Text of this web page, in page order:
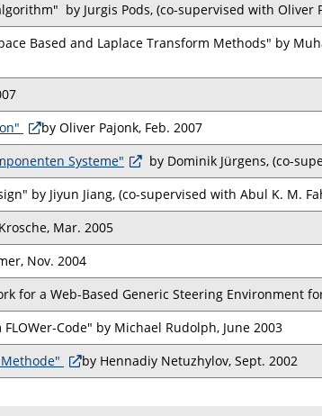
by Jurgis Pods, (co-supervised with Oliver
Based and Laplace Transform Methods" by
by Oliver Pajonk, Feb. 2007
Systeme"
by Dominik Jürgens, (co-
by Jiyun Jiang, (co-supervised with Abul K. M.
Mar. 2005
Nov. 2004
for a Web-Based Generic Steering Environment
Code" by Michael Rudolph, June 2003
by Hennadiy Netuzhylov, Sept. 2002